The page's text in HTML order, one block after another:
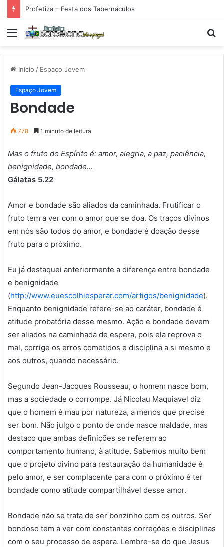
Profetiza – Festa dos Tabernáculos
Menu
Início / Espaço Jovem
Espaço Jovem
Bondade
778 1 minuto de leitura
Mas o fruto do Espírito é: amor, alegria, a paz, paciência,
benignidade, bondade…
Gálatas 5.22
Amor e bondade são aliados da caminhada. Frutificar o
fruto tem a ver com o amor que se doa. Os traços divinos
em nós são todos do amor, e bondade é doação desse
fruto para o próximo.
Eu já destaquei anteriormente a diferença entre bondade
e benignidade
(http://www.euescolhiesperar.com/artigos/benignidade).
Enquanto benignidade refere-se ao caráter, bondade é
atitude probatória desse mesmo. Ação e bondade devem
ser aliados na caminhada de espera, pois ela reprova o
mal, corrige os erros cometidos e disciplina a si mesmo e
aos outros, quando necessário.
Segundo Jean-Jacques Rousseau, o homem nasce bom,
mas a sociedade o corrompe. Já Nicolau Maquiavel diz
que o homem é mau por natureza, a menos que precise
ser bom. Não julgo o ponto de onde nasce maldade, mas
destaco que ambas definições se referem ao
comportamento humano, à atitude. Sabemos muito bem
que o projeto divino para restauração da humanidade é
pelo amor, e ser complacente para com o próximo é ter
bondade como atitude compartilhável desse amor.
Bondade não se trata de ser bonzinho com os outros. Ser
bondoso tem a ver com constantes correções e disciplinas
com o seu processo de espera. Lembre-se do que Jesus